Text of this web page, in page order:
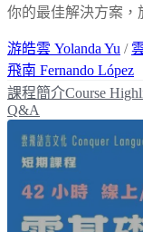
你的最佳解決方案，
游皓雲 Yolanda Yu /
飛南 Fernando López
課程簡介Course
Q&A